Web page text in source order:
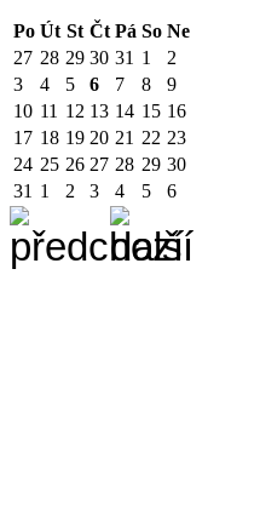
Po Út St Čt Pá So Ne
27 28 29 30 31 1
2
3
4 5 6 7 8
9
10 11 12 13 14 15 16
17 18 19 20 21 22 23
24 25 26 27 28 29 30
31 1 2 3 4 5 6